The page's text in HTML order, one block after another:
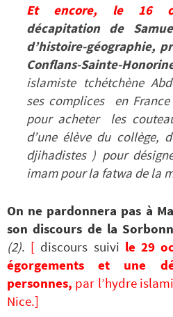
Et encore, le 16
décapitation de
d’histoire-géographie,
Conflans-Sainte-
islamiste tchétchène
ses complices en
pour acheter les
d’une élève du collège,
djihadistes ) pour
imam pour la fatwa de la
On ne pardonnera pas à
son discours de la
(2). [ discours suivi le 29
égorgements et une
personnes, par l’hydre
Nice.]